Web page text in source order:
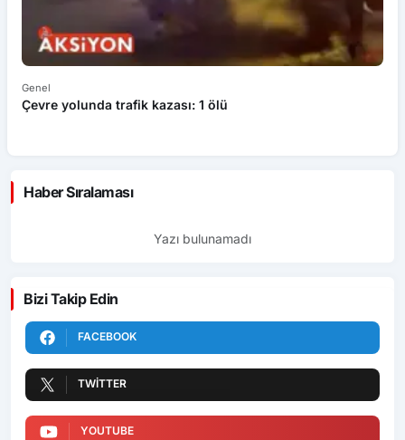
Genel
Çevre yolunda trafik kazası: 1 ölü
Haber Sıralaması
Yazı bulunamadı
Bizi Takip Edin
FACEBOOK
TWITTER
YOUTUBE